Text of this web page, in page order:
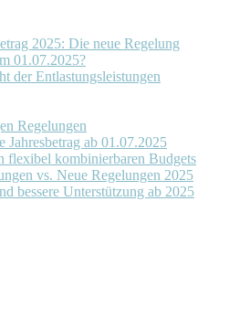
2025: Die neue Regelung
01.07.2025?
der Entlastungsleistungen
Regelungen
Jahresbetrag ab 01.07.2025
flexibel kombinierbaren Budgets
vs. Neue Regelungen 2025
bessere Unterstützung ab 2025